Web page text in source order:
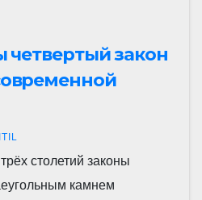
четвертый закон
столетий законы
камнем